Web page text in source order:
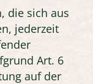
die sich aus
jederzeit
Art. 6
auf der